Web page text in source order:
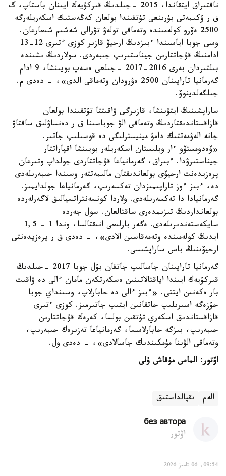
ناقتىراق ايتقاندا، 2015 -جىلدىڭ قىركۇيەك ايىنان باستاپ، گ
ف ر ۇكىمەتى بۇرىنعى تۇتقىندا بولعان كەڭەستىك اسكەريلەرگە
2500 ەۆرو كولەمىندە وتەماقى تولەۋ تۋرالى شەشىم شىعارعان.
وسى جوبا اياسىندا ءبىزدىڭ ارحيۆ قازىر كوزى ءتىرى 12-13
ادامنىڭ قۇجاتتارىن جيناستىرىپ جىبەردى. سولاردىڭ ىشىندە
بىلتىردان بەرى 2016-2017 -جىلعى ەسەپ بويىنشا، 9 ادام
گەرمانيا تاراپىنان 2500 ەۋرودان وتەماقى الدى»، - دەدى م.
جىلگەلدينوۆ.
ساراپشىنىڭ ايتۋىنشا، قازىرگى ۋاقىتتا تۇتقىندا بولعان
قازاقستاندىقتاردىڭ وتەماقى الۋ جوباسىنا ق ر دەنساۋلىق ساقتاۋ
جانە الەۋمەتتىك دامۋ مينيسترلىگى دە قوسىلىپ جاتىر.
«ۆەدومستۆو ءار وبلىستان اسكەريلەر بويىنشا اقپاراتتار
جيناستىرۋدا. ءبىراق، گەرمانياعا قۇجاتتاردى جولداپ وتىرعان
پرەزيدەنت ارحيۆى بولعاندىقتان مالىمەتتەر وسىندا جىبەرىلەدى
دە، ءبىز ءوز تاراپىمىزدان تەكسەرىپ، گەرمانياعا جولدايمىز.
گەرمانيادا دا تەكسەرىلەدى. ولاردا كونسەنتراتسيالىق لاگەرلەردە
بولعانداردىڭ تىزىمدەرى ساقتالعان. سول جەردە
سايكەستەندىرىلەدى. ەگەر بارلىعى انىقتالسا، وندا 1 - 1,5
ايدىڭ كولەمىندە وتەمەقاسىن الادى»، - دەدى ق ر پرەزيدەنتى
ارحيۆىنىڭ باس ساراپشىسى.
گەرمانيا تاراپىنان جاسالىپ جاتقان بۇل جوبا 2017 -جىلدىڭ
قىركۇيەك ايىندا اياقتالاتىنىن ەسكەرتكەن مامان ءالى دە ۋاقىت
بار ەكەنىن ايتتى. «ءبىز ءالى دە حابارلاپ، وسىنداي جوبا
جۇزەگە اسىرىلىپ جاتقانىن ايتىپ جاتىرمىز. كوزى ءتىرى
قازاقستاندىق اسكەري تۇتقىن بولسا، كەرەك قۇجاتتارىن
جىبەرىپ، بىزگە حابارلاسسا، گەرمانياعا تەزىرەك جىبەرىپ،
وتەماقى الۋىنا مۇمكىندىك جاسالادى»، - دەدى ول.
اۆتور: الماس مۇقاش ۇلى
الەم ىقپالداستىق
без автора
اۆتور
09:54, 06 تامىز 2026